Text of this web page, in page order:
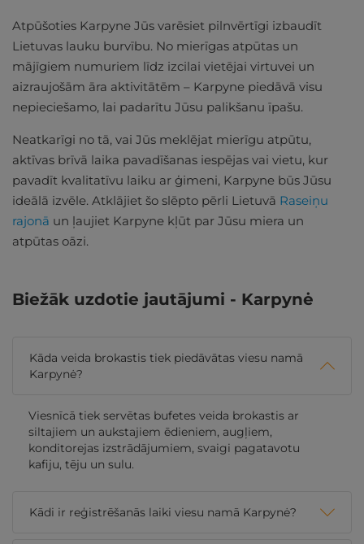
Atpūšoties Karpyne Jūs varēsiet pilnvērtīgi izbaudīt
Lietuvas lauku burvību. No mierīgas atpūtas un
mājīgiem numuriem līdz izcilai vietējai virtuvei un
aizraujošām āra aktivitātēm – Karpyne piedāvā visu
nepieciešamo, lai padarītu Jūsu palikšanu īpašu.
Neatkarīgi no tā, vai Jūs meklējat mierīgu atpūtu,
aktīvas brīvā laika pavadīšanas iespējas vai vietu, kur
pavadīt kvalitatīvu laiku ar ģimeni, Karpyne būs Jūsu
ideālā izvēle. Atklājiet šo slēpto pērli Lietuvā Raseiņu
rajonā un ļaujiet Karpyne kļūt par Jūsu miera un
atpūtas oāzi.
Biežāk uzdotie jautājumi - Karpynė
Kāda veida brokastis tiek piedāvātas viesu namā
Karpynė?
Viesnīcā tiek servētas bufetes veida brokastis ar
siltajiem un aukstajiem ēdieniem, augļiem,
konditorejas izstrādājumiem, svaigi pagatavotu
kafiju, tēju un sulu.
Kādi ir reģistrēšanās laiki viesu namā Karpynė?